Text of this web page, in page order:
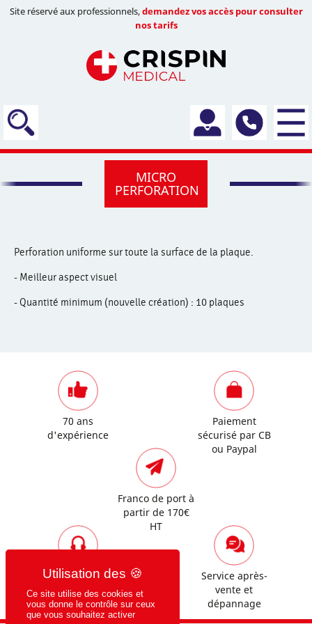
Site réservé aux professionnels,demandez vos accès pour consulter
nos tarifs
MICRO
PERFORATION
Perforation uniforme sur toute la surface de la plaque.
- Meilleur aspect visuel
- Quantité minimum (nouvelle création) : 10 plaques
70 ans
d'expérience
Paiement
sécurisé par CB
ou Paypal
Franco de port à
partir de 170€
HT
Assistance
commerciale et
technique
Service après-
vente et
dépannage
Ce site utilise des cookies et
vous donne le contrôle sur ceux
que vous souhaitez activer